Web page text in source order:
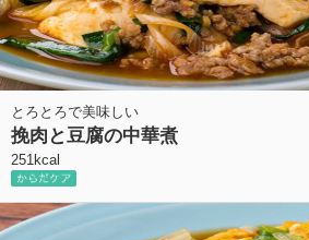
とろとろで美味しい
挽肉と豆腐の中華煮
251kcal